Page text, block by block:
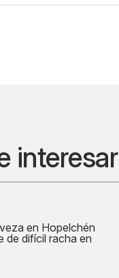
interesar